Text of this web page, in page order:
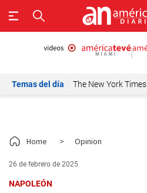
Temas del día The New York Times
Home > Opinion
26 de febrero de 2025
NAPOLEÓN